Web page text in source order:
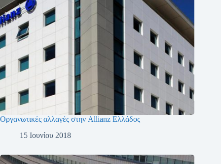
Οργανωτικές αλλαγές στην Allianz Ελλάδος
15 Ιουνίου 2018